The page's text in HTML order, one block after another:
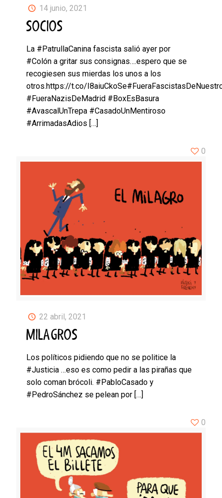
14 junio, 2021
SOCIOS
La #PatrullaCanina fascista salió ayer por
#Colón a gritar sus consignas….espero que se
recogiesen sus mierdas los unos a los
otros.https://t.co/
#FueraNazisDeMadrid #BoxEsBasura
#AvascalUnTrepa #CasadoUnMentiroso
#ArrimadasAdios […]
22 abril, 2021
MILAGROS
Los políticos pidiendo que no se politice la
#Justicia …eso es como pedir a las pirañas que
solo coman brócoli. #PabloCasado y
#PedroSánchez se pelean por […]
0
0